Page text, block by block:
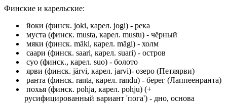
Финские и карельские:
йоки (финск. joki, карел. jogi) - река
муста (финск. musta, карел. mustu) - чёрный
мяки (финск. mäki, карел. mägi) - холм
саари (финск. saari, карел. suari) - остров
суо (финск., карел. suo) - болото
ярви (финск. järvi, карел. jarvi)- озеро (Петяярви)
ранта (финск. ranta, карел. randu) - берег (Лаппеенранта)
похья (финск. pohja, карел. pohju) (+
русифицированный вариант 'пога') - дно, основа